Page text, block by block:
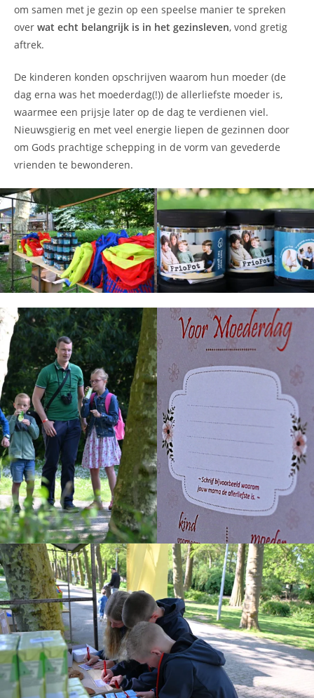
om samen met je gezin op een speelse manier te spreken
over wat echt belangrijk is in het gezinsleven, vond gretig
aftrek.
De kinderen konden opschrijven waarom hun moeder (de
dag erna was het moederdag(!)) de allerliefste moeder is,
waarmee een prijsje later op de dag te verdienen viel.
Nieuwsgierig en met veel energie liepen de gezinnen door
om Gods prachtige schepping in de vorm van gevederde
vrienden te bewonderen.